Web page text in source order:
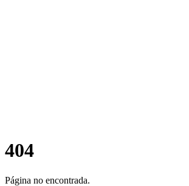
404
Página no encontrada.